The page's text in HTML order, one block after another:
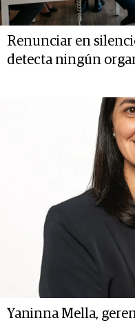
Renunciar en
detecta ningún
Yaninna Mella,